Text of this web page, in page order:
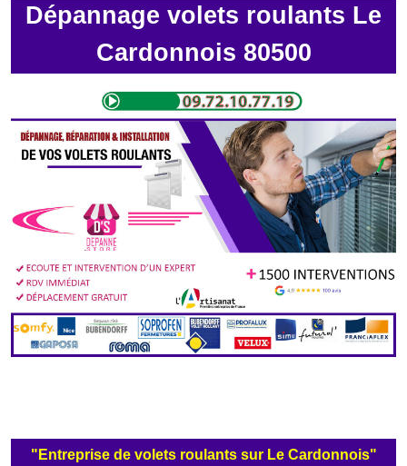
Dépannage volets roulants Le
Cardonnois 80500
"Entreprise de volets roulants sur Le Cardonnois"